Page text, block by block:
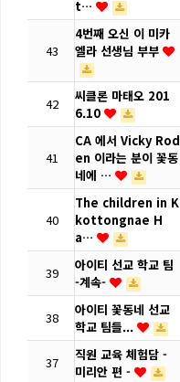
t…
43
4번째 오신 이 미카
엘라 선생님 부부
42
씨클론 마태오 201
6.10
41
CA 에서 Vicky Rod
en 이라는 분이 꽃동
네에 …
40
The children in K
kottongnae H
a…
39
아이티 선교 학교 팀
-계속-
38
아이티 꽃동네 선교
학교 팀들...
37
직원 교육 체험담 -
미리안 편 -